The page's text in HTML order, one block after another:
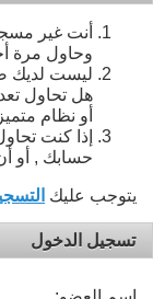
أنت غير
وحاول مرة
ليست لديك
هل تحاول
أو نظام
إذا كنت
حسابك , أو
يتوجب عليك
تسجيل الدخول